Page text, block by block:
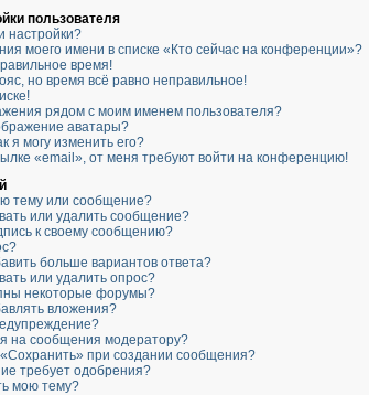
пользователя
настройки?
моего имени в списке «Кто сейчас на конференции»?
время!
но время всё равно неправильное!
рядом с моим именем пользователя?
аватары?
я могу изменить его?
«email», от меня требуют войти на конференцию!
тему или сообщение?
или удалить сообщение?
к своему сообщению?
больше вариантов ответа?
или удалить опрос?
некоторые форумы?
вложения?
на сообщения модератору?
«Сохранить» при создании сообщения?
требует одобрения?
мою тему?